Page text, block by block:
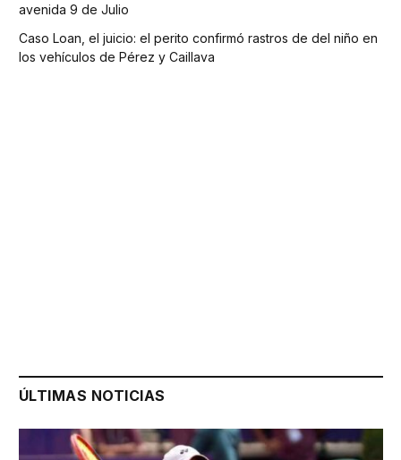
avenida 9 de Julio
Caso Loan, el juicio: el perito confirmó rastros de del niño en
los vehículos de Pérez y Caillava
ÚLTIMAS NOTICIAS